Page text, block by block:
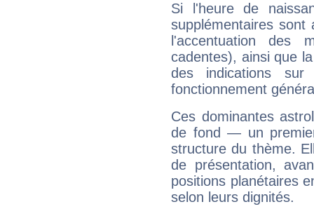
Si l'heure de
supplémentaires sont
l'accentuation des
cadentes), ainsi que
des indications sur
fonctionnement
Ces dominantes
de fond — un
structure du thème.
de présentation,
positions planétaires
selon leurs dignités.